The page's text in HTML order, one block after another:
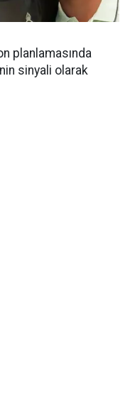
planlamasında
sinyali olarak